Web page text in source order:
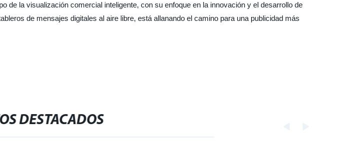
la visualización comercial inteligente, con su enfoque en la innovación y el desarrollo de
de mensajes digitales al aire libre, está allanando el camino para una publicidad más
DESTACADOS